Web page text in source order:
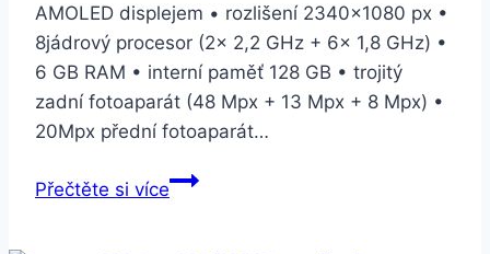
AMOLED displejem • rozlišení 2340×1080 px •
8jádrový procesor (2× 2,2 GHz + 6× 1,8 GHz) •
6 GB RAM • interní paměť 128 GB • trojitý
zadní fotoaparát (48 Mpx + 13 Mpx + 8 Mpx) •
20Mpx přední fotoaparát…
Přečtěte si víceXiaomi